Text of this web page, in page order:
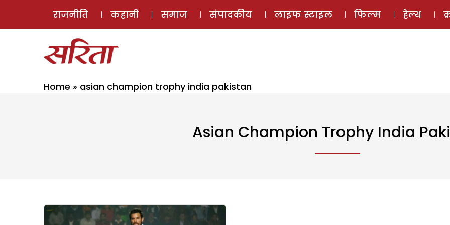
ई-मैगज़ीन
राजनीति कहानी समाज संपादकीय लाइफ स्टाइल फिल्म हेल्थ
Home » asian champion trophy india pakistan
Asian Champion Trophy India